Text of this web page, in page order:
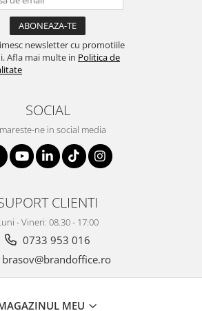
si
vin
calatorie
newsletter cu promotiile
Afla mai multe in Politica de
SOCIAL
ne in social media
CLIENTI
- Vineri: 08.30 - 17:00
0733 953 016
brasov@brandoffice.ro
MEU